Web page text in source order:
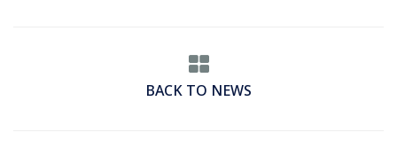
BACK TO NEWS